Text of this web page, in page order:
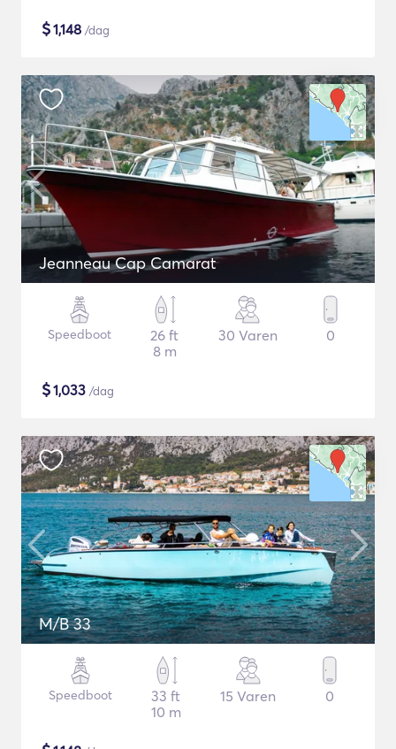
$1,148 /dag
Jeanneau Cap Camarat
Speedboot
26 ft
8 m
30 Varen 0
$1,033 /dag
M/B 33
Speedboot
33 ft
10 m
15 Varen 0